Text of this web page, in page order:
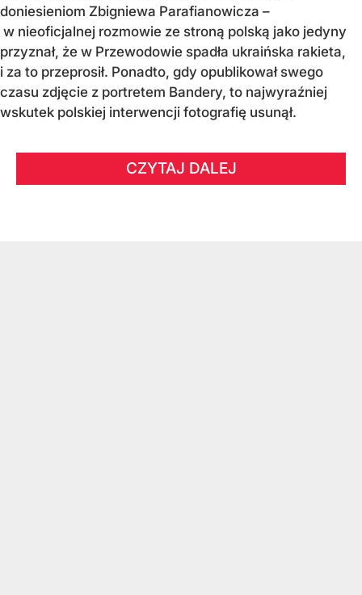
doniesieniom Zbigniewa Parafianowicza –
w nieoficjalnej rozmowie ze stroną polską jako jedyny
przyznał, że w Przewodowie spadła ukraińska rakieta,
i za to przeprosił. Ponadto, gdy opublikował swego
czasu zdjęcie z portretem Bandery, to najwyraźniej
wskutek polskiej interwencji fotografię usunął.
CZYTAJ DALEJ